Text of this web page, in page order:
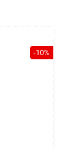
-10%